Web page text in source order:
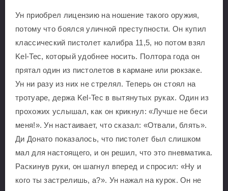
Ун приобрел лицензию на ношение такого оружия,
потому что боялся уличной преступности. Он купил
классический пистолет калибра 11,5, но потом взял
Kel-Tec, который удобнее носить. Полтора года он
прятал один из пистолетов в кармане или рюкзаке.
Ун ни разу из них не стрелял. Теперь он стоял на
тротуаре, держа Kel-Tec в вытянутых руках. Один из
прохожих услышал, как он крикнул: «Лучше не беси
меня!». Ун настаивает, что сказал: «Отвали, блять».
Ди Донато показалось, что пистолет был слишком
мал для настоящего, и он решил, что это пневматика.
Раскинув руки, он шагнул вперед и спросил: «Ну и
кого ты застрелишь, а?». Ун нажал на курок. Он не